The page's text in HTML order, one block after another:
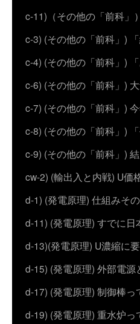
c-11)（その他の「前科」
c-3) (その他の「前科」)
c-4) (その他の「前科」)
c-6) (その他の「前科」)
c-7) (その他の「前科」)
c-8) (その他の「前科」)
c-9) (その他の「前科」)
cw-2) (輸出入と内戦) U価
d-1) (発電原理) 仕組みそ
d-11) (発電原理) すでに
d-13)(発電原理) U濃縮に
d-15) (発電原理) 外部電
d-17) (発電原理) 制御棒
d-19) (発電原理) 重水炉っ